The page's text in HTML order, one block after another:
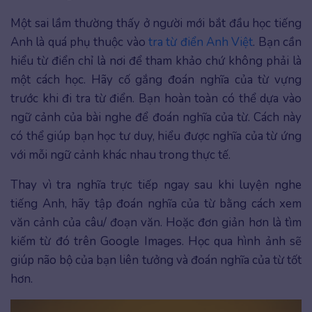
Một sai lầm thường thấy ở người mới bắt đầu học tiếng
Anh là quá phụ thuộc vào tra từ điển Anh Việt. Bạn cần
hiểu từ điển chỉ là nơi để tham khảo chứ không phải là
một cách học. Hãy cố gắng đoán nghĩa của từ vựng
trước khi đi tra từ điển. Bạn hoàn toàn có thể dựa vào
ngữ cảnh của bài nghe để đoán nghĩa của từ. Cách này
có thể giúp bạn học tư duy, hiểu được nghĩa của từ ứng
với mỗi ngữ cảnh khác nhau trong thực tế.
Thay vì tra nghĩa trực tiếp ngay sau khi luyện nghe
tiếng Anh, hãy tập đoán nghĩa của từ bằng cách xem
văn cảnh của câu/ đoạn văn. Hoặc đơn giản hơn là tìm
kiếm từ đó trên Google Images. Học qua hình ảnh sẽ
giúp não bộ của bạn liên tưởng và đoán nghĩa của từ tốt
hơn.